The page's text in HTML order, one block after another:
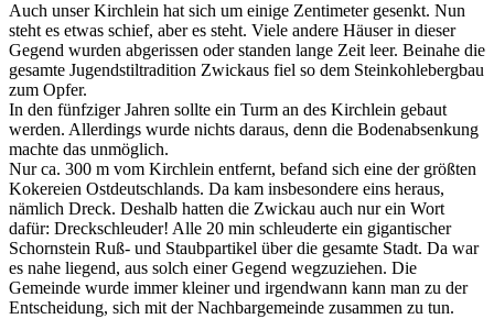
Auch unser Kirchlein hat sich um einige Zentimeter gesenkt. Nun
steht es etwas schief, aber es steht. Viele andere Häuser in dieser
Gegend wurden abgerissen oder standen lange Zeit leer. Beinahe die
gesamte Jugendstiltradition Zwickaus fiel so dem Steinkohlebergbau
zum Opfer.
In den fünfziger Jahren sollte ein Turm an des Kirchlein gebaut
werden. Allerdings wurde nichts daraus, denn die Bodenabsenkung
machte das unmöglich.
Nur ca. 300 m vom Kirchlein entfernt, befand sich eine der größten
Kokereien Ostdeutschlands. Da kam insbesondere eins heraus,
nämlich Dreck. Deshalb hatten die Zwickau auch nur ein Wort
dafür: Dreckschleuder! Alle 20 min schleuderte ein gigantischer
Schornstein Ruß- und Staubpartikel über die gesamte Stadt. Da war
es nahe liegend, aus solch einer Gegend wegzuziehen. Die
Gemeinde wurde immer kleiner und irgendwann kann man zu der
Entscheidung, sich mit der Nachbargemeinde zusammen zu tun.